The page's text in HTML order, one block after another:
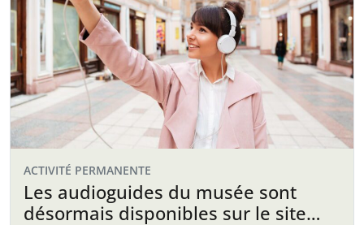
ACTIVITÉ PERMANENTE
Les audioguides du musée sont
désormais disponibles sur le site